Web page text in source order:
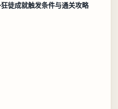
徒成就触发条件与通关攻略